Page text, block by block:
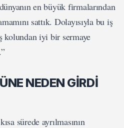
en büyük firmalarından
sattık. Dolayısıyla bu iş
kolundan iyi bir sermaye
NEDEN GİRDİ
sürede ayrılmasının